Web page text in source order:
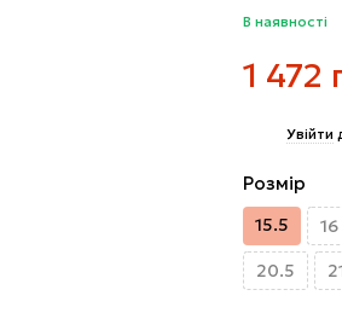
В наявності
1 472
Увійти
Розмір
15.5 16
20.5